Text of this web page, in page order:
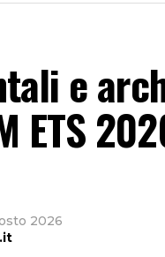
e
ETS
2026